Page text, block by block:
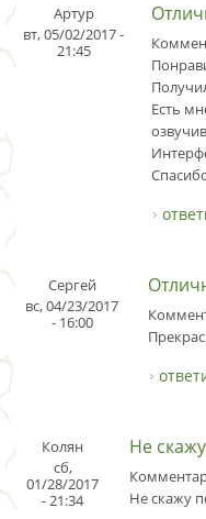
Артур
вт, 05/02/2017 -
21:45
Есть
Сергей
вс, 04/23/2017
- 16:00
Колян
сб,
01/28/2017
- 21:34
Не скажу
Не скажу